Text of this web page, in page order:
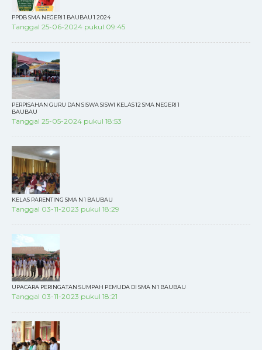
PPDB SMA NEGERI 1 BAUBAU 1 2024
Tanggal 25-06-2024 pukul 09:45
PERPISAHAN GURU DAN SISWA SISWI KELAS 12 SMA NEGERI 1
BAUBAU
Tanggal 25-05-2024 pukul 18:53
KELAS PARENTING SMA N 1 BAUBAU
Tanggal 03-11-2023 pukul 18:29
UPACARA PERINGATAN SUMPAH PEMUDA DI SMA N 1 BAUBAU
Tanggal 03-11-2023 pukul 18:21